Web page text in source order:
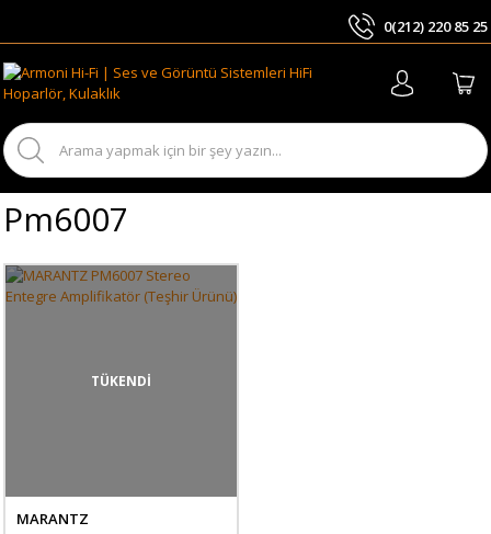
0(212) 220 85 25
Pm6007
TÜKENDİ
MARANTZ